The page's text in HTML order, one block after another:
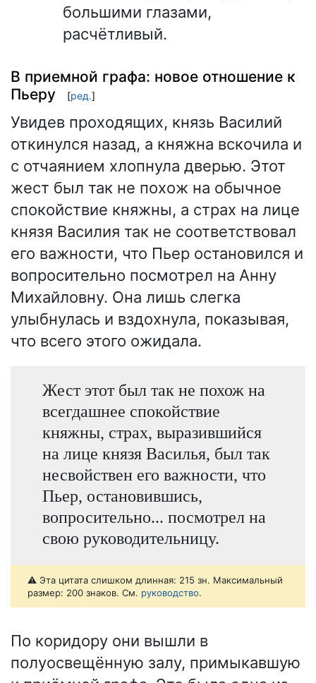
большими глазами,
расчётливый.
В приемной графа: новое отношение к
Пьеру
[ред.]
Увидев проходящих, князь Василий
откинулся назад, а княжна вскочила и
с отчаянием хлопнула дверью. Этот
жест был так не похож на обычное
спокойствие княжны, а страх на лице
князя Василия так не соответствовал
его важности, что Пьер остановился и
вопросительно посмотрел на Анну
Михайловну. Она лишь слегка
улыбнулась и вздохнула, показывая,
что всего этого ожидала.
Жест этот был так не похож на
всегдашнее спокойствие
княжны, страх, выразившийся
на лице князя Василья, был так
несвойствен его важности, что
Пьер, остановившись,
вопросительно... посмотрел на
свою руководительницу.
⚠️ Эта цитата слишком длинная: 215 зн. Максимальный
размер: 200 знаков. См. руководство.
По коридору они вышли в
полуосвещённую залу, примыкавшую